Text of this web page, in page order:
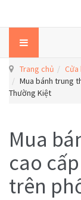
Trang chủ Cửa
Mua bánh trung
Thường Kiệt
Mua
cao
trên